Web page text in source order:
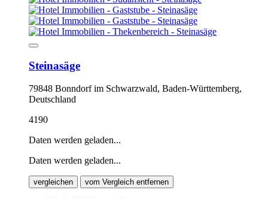
Steinasäge
79848 Bonndorf im Schwarzwald, Baden-Württemberg,
Deutschland
4190
Daten werden geladen...
Daten werden geladen...
vergleichen vom Vergleich entfernen